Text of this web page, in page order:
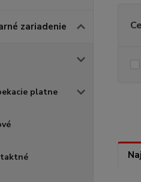
zariadenie
platne